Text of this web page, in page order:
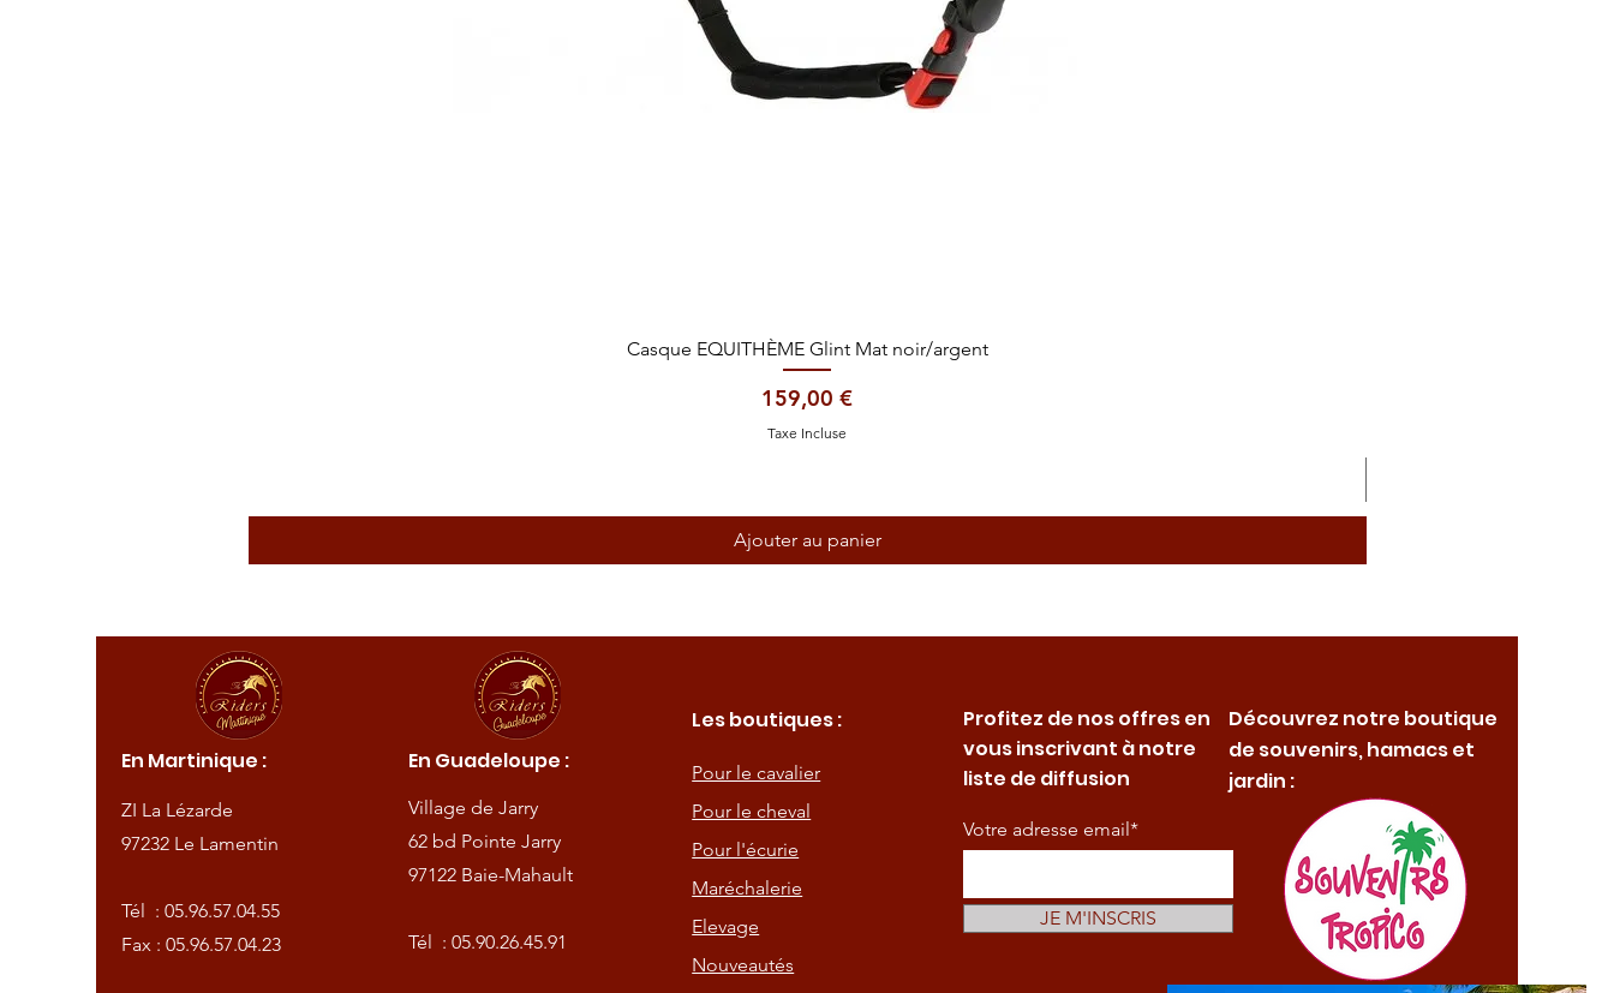
Aperçu rapide
Casque EQUITHÈME Glint Mat noir/argent
Prix
159,00 €
Taxe Incluse
Ajouter au panier
En Martinique :
ZI La Lézarde
97232 Le Lamentin
Tél :05.96.57.04.55
Fax : 05.96.57.04.23
En Guadeloupe :
Village de Jarry
62 bd Pointe Jarry
97122 Baie-Mahault
Tél : 05.90.26.45.91
Les boutiques :
Pour le cavalier
Pour le cheval
Pour l'écurie
Maréchalerie
Elevage
Nouveautés
Profitez de nos offres en
vous inscrivant à notre
liste de diffusion
Votre adresse email*
JE M'INSCRIS
Découvrez notre boutique
de souvenirs, hamacs et
jardin :